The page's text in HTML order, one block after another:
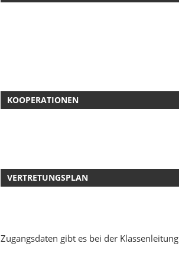
KOOPERATIONEN
VERTRETUNGSPLAN
Zugangsdaten gibt es bei der Klassenleitung